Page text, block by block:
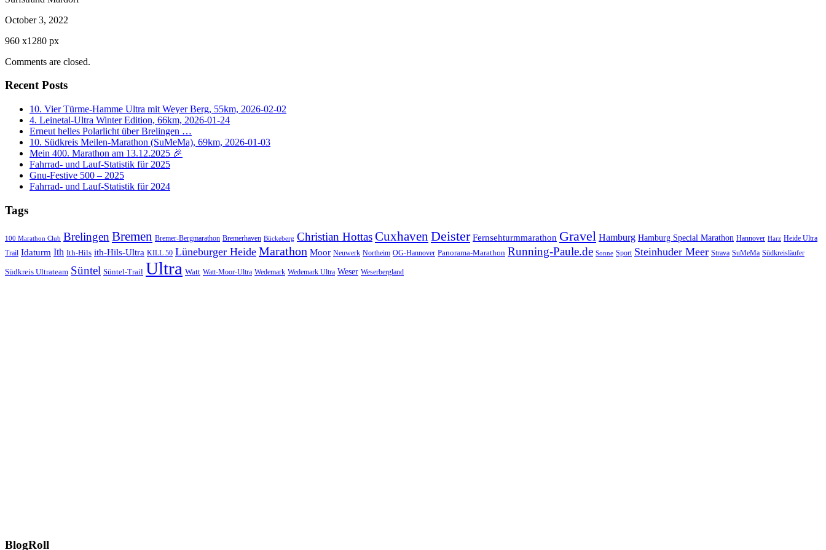
October 3, 2022
960 x1280 px
Comments are closed.
Recent Posts
10. Vier Türme-Hamme Ultra mit Weyer Berg, 55km, 2026-02-02
4. Leinetal-Ultra Winter Edition, 66km, 2026-01-24
Erneut helles Polarlicht über Brelingen …
10. Südkreis Meilen-Marathon (SuMeMa), 69km, 2026-01-03
Mein 400. Marathon am 13.12.2025 🎉
Fahrrad- und Lauf-Statistik für 2025
Gnu-Festive 500 – 2025
Fahrrad- und Lauf-Statistik für 2024
Tags
100 Marathon Club BrelingenBremen Bremer-Bergmarathon Bremerhaven Bückeberg Christian HottasCuxhaven Deister Fernsehturmmarathon Gravel Hamburg Hamburg Special Marathon Hannover Harz Heide Ultra
Trail Idaturm Ith Ith-Hils ith-Hils-Ultra KILL 50 Lüneburger Heide Marathon Moor Neuwerk Northeim OG-Hannover Panorama-Marathon Running-Paule.de Sonne Sport Steinhuder Meer Strava SuMeMa Südkreisläufer
Südkreis Ultrateam Süntel Süntel-Trail Ultra Watt Watt-Moor-Ultra Wedemark Wedemark Ultra Weser Weserbergland
BlogRoll